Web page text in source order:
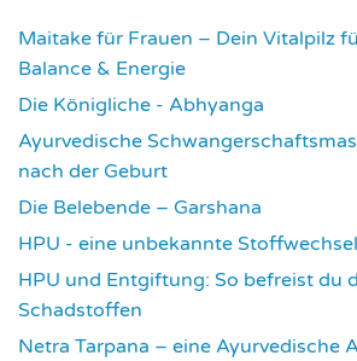
Maitake für Frauen – Dein Vitalpilz
Balance & Energie
Die Königliche - Abhyanga
Ayurvedische
nach der Geburt
Die Belebende – Garshana
HPU - eine unbekannte
HPU und Entgiftung: So befreist du
Schadstoffen
Netra Tarpana – eine Ayurvedische